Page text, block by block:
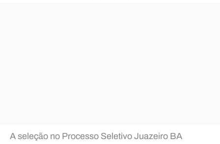
A seleção no Processo Seletivo Juazeiro BA